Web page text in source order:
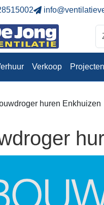
Facebookpagina
eeb whatsapp bericht
Verkoop Projecten
huren Enkhuizen